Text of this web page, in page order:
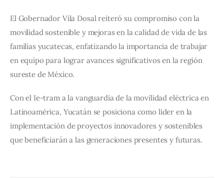
El Gobernador Vila Dosal reiteró su compromiso con la
movilidad sostenible y mejoras en la calidad de vida de las
familias yucatecas, enfatizando la importancia de trabajar
en equipo para lograr avances significativos en la región
sureste de México.
Con el Ie-tram a la vanguardia de la movilidad eléctrica en
Latinoamérica, Yucatán se posiciona como líder en la
implementación de proyectos innovadores y sostenibles
que beneficiarán a las generaciones presentes y futuras.